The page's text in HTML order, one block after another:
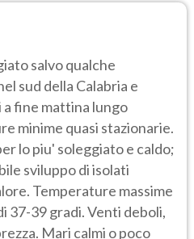
salvo qualche
sud della Calabria e
fine mattina lungo
minime quasi stazionarie.
lo piu' soleggiato e caldo;
sviluppo di isolati
Temperature massime
37-39 gradi. Venti deboli,
Mari calmi o poco